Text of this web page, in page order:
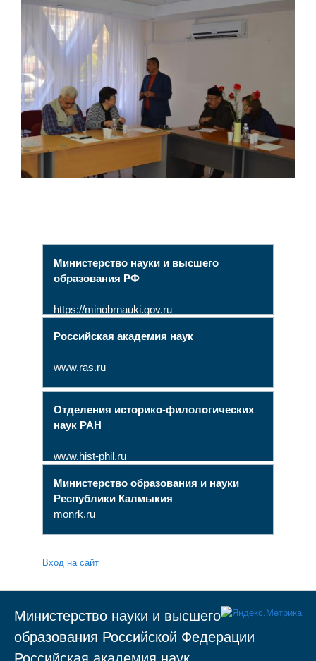
Министерство науки и высшего
образования РФ
https://minobrnauki.gov.ru
Российская академия наук
www.ras.ru
Отделения историко-филологических
наук РАН
www.hist-phil.ru
Министерство образования и науки
Республики Калмыкия
monrk.ru
Вход на сайт
Министерство науки и высшего
образования Российской Федерации